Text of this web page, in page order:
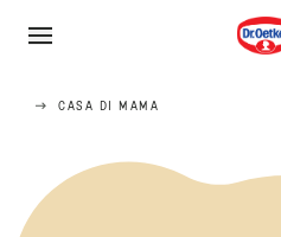
CASA DI MAMA